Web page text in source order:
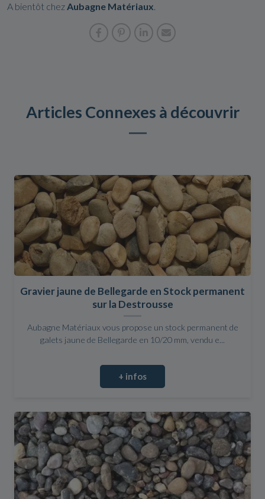
A bientôt chezAubagne Matériaux.
Articles Connexes à découvrir
Gravier jaune de Bellegarde en Stock permanent
sur la Destrousse
Aubagne Matériaux vous propose un stock permanent de
galets jaune de Bellegarde en 10/20 mm, vendu e...
+ infos